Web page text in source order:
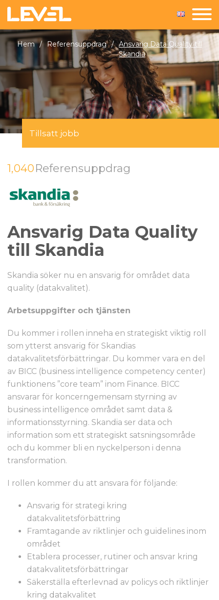
Hem / Referensuppdrag / Ansvarig Data Quality till
Skandia
Tillsatt jobb
1,040Referensuppdrag
Ansvarig Data Quality
till Skandia
Skandia söker nu en ansvarig för området data
quality (datakvalitet).
Arbetsuppgifter och tjänsten
Du kommer i rollen inneha en strategiskt viktig roll
som ytterst ansvarig för Skandias
datakvalitetsförbättringar. Du kommer vara en del
av BICC (business intelligence competency center)
funktionens ”core team” inom Finance. BICC
ansvarar för koncerngemensam styrning av
business intelligence området samt data &
informationsstyrning. Skandia ser data och
information som ett strategiskt satsningsområde
och du kommer bli en nyckelperson i denna
transformation.
I rollen kommer du att ansvara för följande:
Ansvarig för strategi kring
datakvalitetsförbättring
Framtagande av riktlinjer och guidelines inom
området
Etablera processer, rutiner och ansvar kring
datakvalitetsförbättringar
Säkerställa efterlevnad av policys och riktlinjer
kring datakvalitet